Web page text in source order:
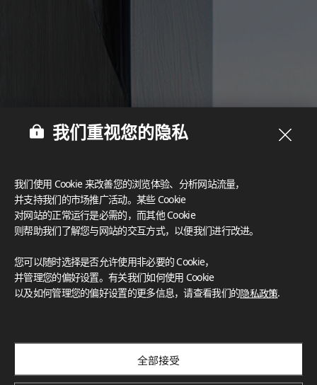
我们重视您的隐私
我们使用 Cookie 来改善您的浏览体验、分析网站流量，
并支持我们的市场推广活动。某些 Cookie
对网站的正常运行是必需的，而其他 Cookie
则帮助我们了解您与网站的交互方式，以便我们进行改进。
您可以随时选择是否允许使用非必要的 Cookie，
并管理您的偏好设置。有关我们如何使用 Cookie
以及如何管理您的偏好设置的更多信息，请查看我们的隐私政策.
全部接受